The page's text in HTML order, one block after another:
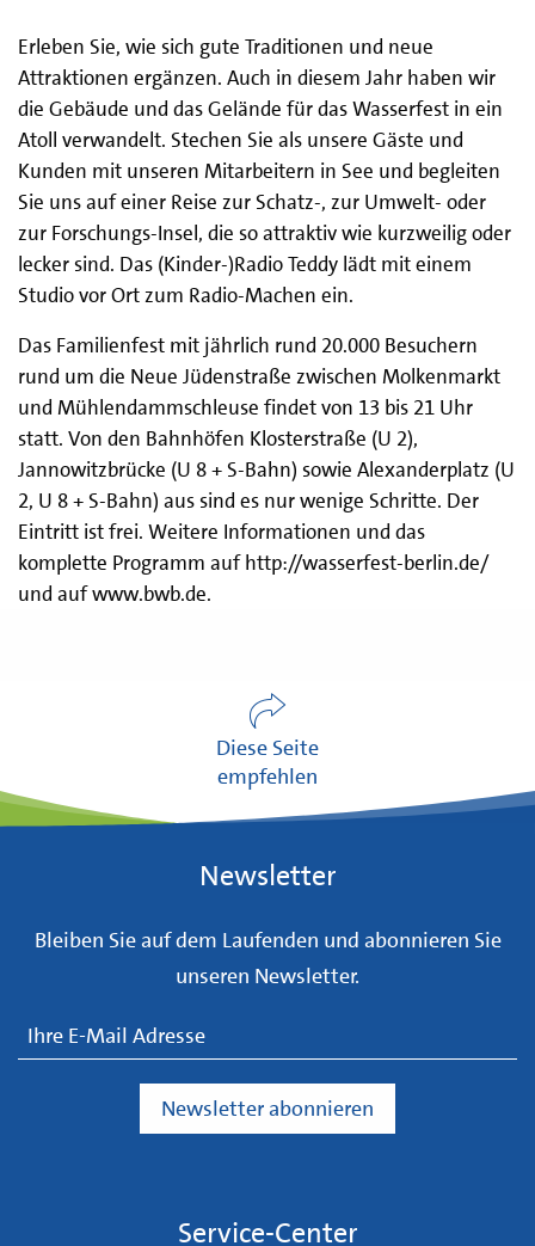
Erleben Sie, wie sich gute Traditionen und neue
Attraktionen ergänzen. Auch in diesem Jahr haben wir
die Gebäude und das Gelände für das Wasserfest in ein
Atoll verwandelt. Stechen Sie als unsere Gäste und
Kunden mit unseren Mitarbeitern in See und begleiten
Sie uns auf einer Reise zur Schatz-, zur Umwelt- oder
zur Forschungs-Insel, die so attraktiv wie kurzweilig oder
lecker sind. Das (Kinder-)Radio Teddy lädt mit einem
Studio vor Ort zum Radio-Machen ein.
Das Familienfest mit jährlich rund 20.000 Besuchern
rund um die Neue Jüdenstraße zwischen Molkenmarkt
und Mühlendammschleuse findet von 13 bis 21 Uhr
statt. Von den Bahnhöfen Klosterstraße (U 2),
Jannowitzbrücke (U 8 + S-Bahn) sowie Alexanderplatz (U
2, U 8 + S-Bahn) aus sind es nur wenige Schritte. Der
Eintritt ist frei. Weitere Informationen und das
komplette Programm auf http://wasserfest-berlin.de/
und auf www.bwb.de.
Diese Seite
empfehlen
Newsletter
Bleiben Sie auf dem Laufenden und abonnieren Sie
unseren Newsletter.
Service-Center